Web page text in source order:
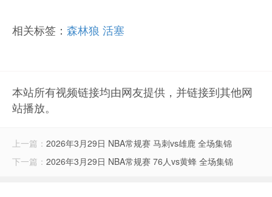
相关标签： 森林狼 活塞
本站所有视频链接均由网友提供，并链接到其他网
站播放。
上一篇： 2026年3月29日 NBA常规赛 马刺vs雄鹿 全场集锦
下一篇： 2026年3月29日 NBA常规赛 76人vs黄蜂 全场集锦